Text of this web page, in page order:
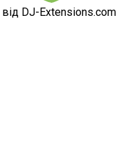
від DJ-Extensions.com